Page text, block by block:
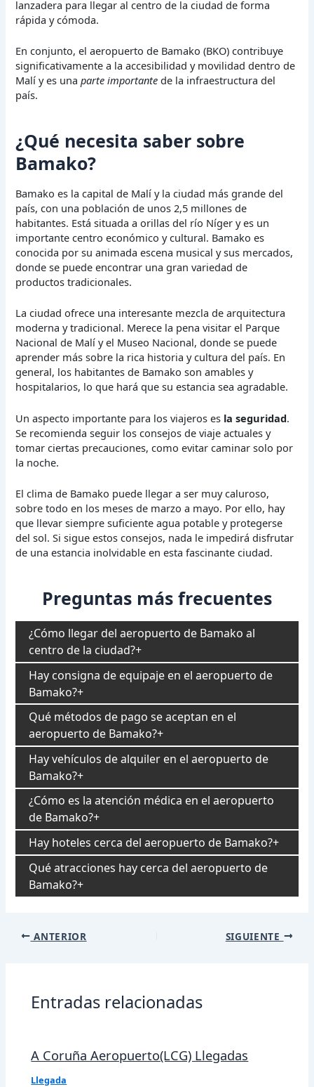
lanzadera para llegar al centro de la ciudad de forma
rápida y cómoda.
En conjunto, el aeropuerto de Bamako (BKO) contribuye
significativamente a la accesibilidad y movilidad dentro de
Malí y es unaparte importante de la infraestructura del
país.
¿Qué necesita saber sobre
Bamako?
Bamako es la capital de Malí y la ciudad más grande del
país, con una población de unos 2,5 millones de
habitantes. Está situada a orillas del río Níger y es un
importante centro económico y cultural. Bamako es
conocida por su animada escena musical y sus mercados,
donde se puede encontrar una gran variedad de
productos tradicionales.
La ciudad ofrece una interesante mezcla de arquitectura
moderna y tradicional. Merece la pena visitar el Parque
Nacional de Malí y el Museo Nacional, donde se puede
aprender más sobre la rica historia y cultura del país. En
general, los habitantes de Bamako son amables y
hospitalarios, lo que hará que su estancia sea agradable.
Un aspecto importante para los viajeros es la seguridad.
Se recomienda seguir los consejos de viaje actuales y
tomar ciertas precauciones, como evitar caminar solo por
la noche.
El clima de Bamako puede llegar a ser muy caluroso,
sobre todo en los meses de marzo a mayo. Por ello, hay
que llevar siempre suficiente agua potable y protegerse
del sol. Si sigue estos consejos, nada le impedirá disfrutar
de una estancia inolvidable en esta fascinante ciudad.
Preguntas más frecuentes
¿Cómo llegar del aeropuerto de Bamako al
centro de la ciudad?
Hay consigna de equipaje en el aeropuerto de
Bamako?
Qué métodos de pago se aceptan en el
aeropuerto de Bamako?
Hay vehículos de alquiler en el aeropuerto de
Bamako?
¿Cómo es la atención médica en el aeropuerto
de Bamako?
Hay hoteles cerca del aeropuerto de Bamako?
Qué atracciones hay cerca del aeropuerto de
Bamako?
Navegación
ANTERIOR SIGUIENTE
Entradas relacionadas
A Coruña Aeropuerto(LCG) Llegadas
Llegada